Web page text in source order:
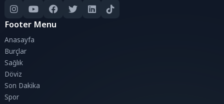
Footer Menu
Anasayfa
Burçlar
Sağlık
Döviz
Son Dakika
Spor